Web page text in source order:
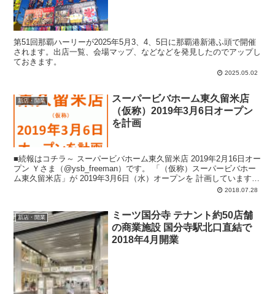
第51回那覇ハーリーが2025年5月3、4、5日に那覇港新港ふ頭で開催
されます。出店一覧、会場マップ、などなどを発見したのでアップし
ておきます。
2025.05.02
新店・開業
スーパービバホーム東久留米店
（仮称）2019年3月6日オープン
を計画
■続報はコチラ～ スーパービバホーム東久留米店 2019年2月16日オー
プン Ｙさま（@ysb_freeman）です。 「（仮称）スーパービバホー
ム東久留米店」が 2019年3月6日（水）オープンを 計画しています
2018.07.28
新店・開業
ミーツ国分寺 テナント約50店舗
の商業施設 国分寺駅北口直結で
2018年4月開業